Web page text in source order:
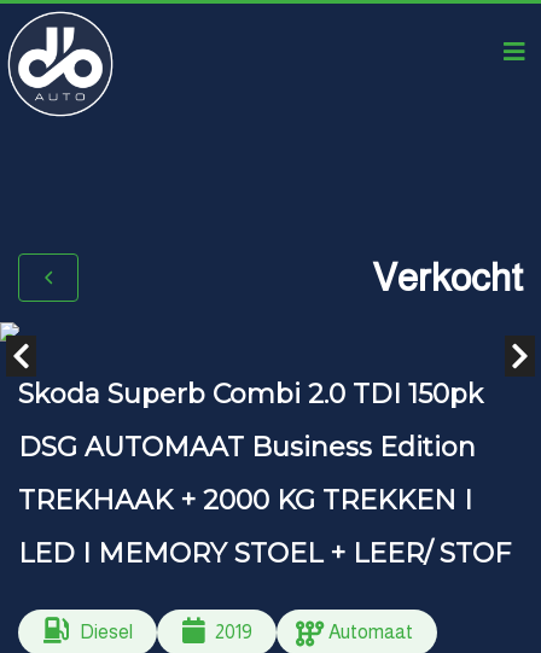
Verkocht
Skoda Superb Combi 2.0 TDI 150pk
DSG AUTOMAAT Business Edition
TREKHAAK + 2000 KG TREKKEN I
LED I MEMORY STOEL + LEER/ STOF
Diesel 2019 Automaat